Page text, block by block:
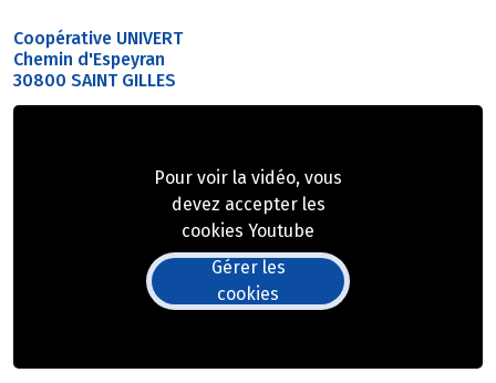
Coopérative UNIVERT
Chemin d'Espeyran
30800 SAINT GILLES
Pour voir la vidéo, vous
devez accepter les
cookies Youtube
Gérer les
cookies